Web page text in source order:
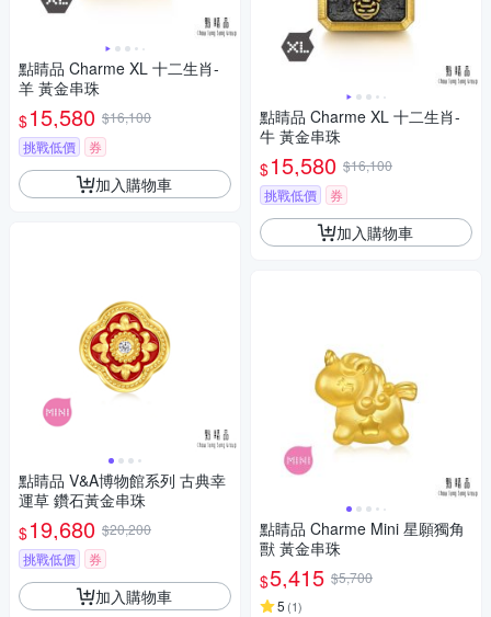
點睛品 Charme XL 十二生肖-
羊 黃金串珠
$15,580 $16,100
挑戰低價
券
加入購物車
點睛品 V&A博物館系列 古典幸
運草 鑽石黃金串珠
$19,680 $20,200
挑戰低價
券
加入購物車
點睛品 Charme XL 十二生肖-
牛 黃金串珠
$15,580 $16,100
挑戰低價
券
加入購物車
點睛品 Charme Mini 星願獨角
獸 黃金串珠
$5,415 $5,700
5 (1)